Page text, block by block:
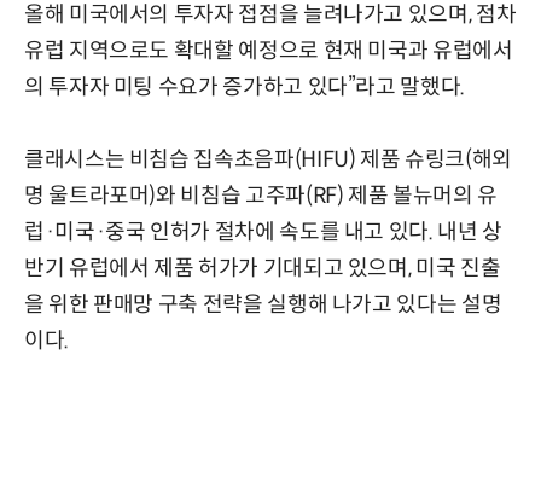
올해 미국에서의 투자자 접점을 늘려나가고 있으며, 점차
유럽 지역으로도 확대할 예정으로 현재 미국과 유럽에서
의 투자자 미팅 수요가 증가하고 있다”라고 말했다.
클래시스는 비침습 집속초음파(HIFU) 제품 슈링크(해외
명 울트라포머)와 비침습 고주파(RF) 제품 볼뉴머의 유
럽·미국·중국 인허가 절차에 속도를 내고 있다. 내년 상
반기 유럽에서 제품 허가가 기대되고 있으며, 미국 진출
을 위한 판매망 구축 전략을 실행해 나가고 있다는 설명
이다.